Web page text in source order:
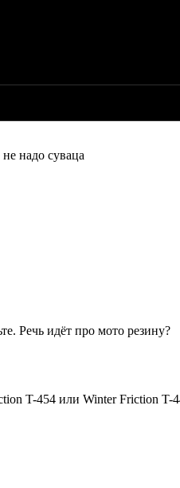
надо суваца
Речь идёт про мото резину?
T-454 или Winter Friction T-